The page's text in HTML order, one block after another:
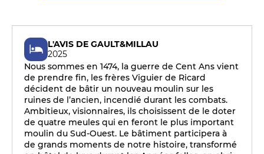
L'AVIS DE GAULT&MILLAU
2025
Nous sommes en 1474, la guerre de Cent Ans vient
de prendre fin, les frères Viguier de Ricard
décident de bâtir un nouveau moulin sur les
ruines de l’ancien, incendié durant les combats.
Ambitieux, visionnaires, ils choisissent de le doter
de quatre meules qui en feront le plus important
moulin du Sud-Ouest. Le bâtiment participera à
de grands moments de notre histoire, transformé